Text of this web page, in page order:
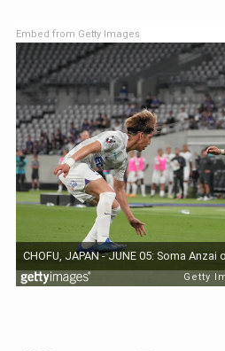
Embed from Getty Images